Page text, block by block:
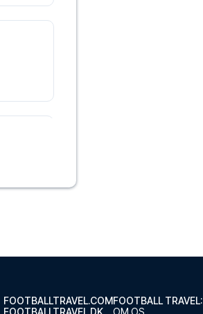
FOOTBALLTRAVEL.COM
FOOTBALLTRAVEL.DK
FOOTBALL TRAVEL:
OM OS